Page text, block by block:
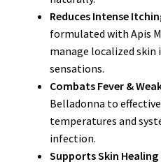
Reduces Intense
formulated with Apis
manage localized
sensations.
Combats Fever &
Belladonna to
temperatures and
infection.
Supports Skin Healing